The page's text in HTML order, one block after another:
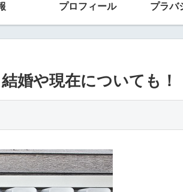
プロフィール プラバ
婚や現在についても！